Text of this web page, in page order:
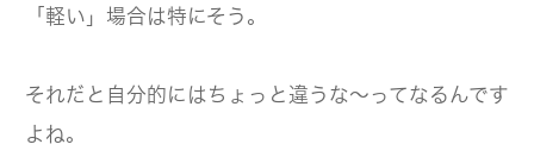
「軽い」場合は特にそう。
それだと自分的にはちょっと違うな～ってなるんです
よね。